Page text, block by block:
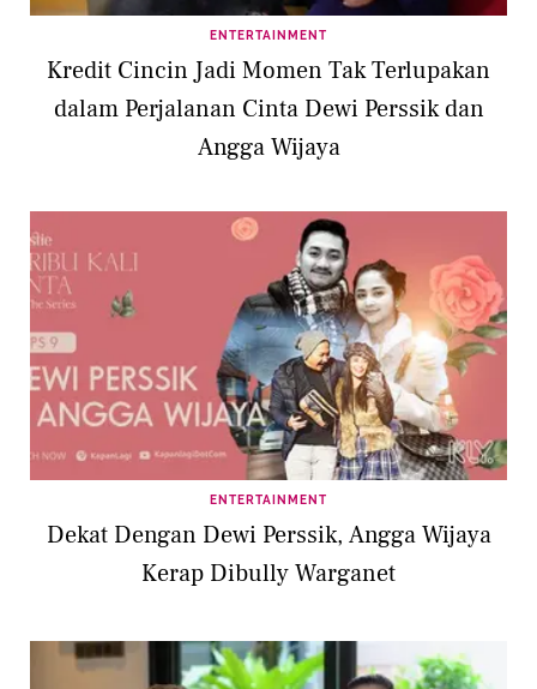
ENTERTAINMENT
Kredit Cincin Jadi Momen Tak Terlupakan
dalam Perjalanan Cinta Dewi Perssik dan
Angga Wijaya
ENTERTAINMENT
Dekat Dengan Dewi Perssik, Angga Wijaya
Kerap Dibully Warganet